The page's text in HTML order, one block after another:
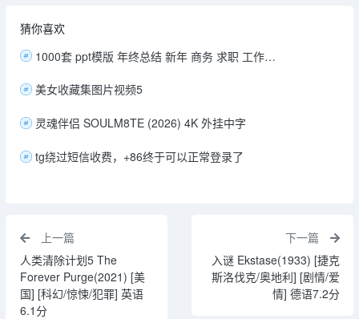
猜你喜欢
1000套 ppt模版 年终总结 新年 商务 求职 工作模板 71.8G
美女收藏集图片视频5
灵魂伴侣 SOULM8TE (2026) 4K 外挂中字
tg绕过短信收费，+86终于可以正常登录了
上一篇
人类清除计划5 The
Forever Purge(2021) [美
国] [科幻/惊悚/犯罪] 英语
6.1分
下一篇
入谜 Ekstase(1933) [捷克
斯洛伐克/奥地利] [剧情/爱
情] 德语7.2分